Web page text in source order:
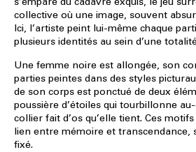
collective où une image, souvent
Ici, l’artiste peint lui-même chaque
plusieurs identités au sein d’une
Une femme noire est allongée, son
parties peintes dans des styles
de son corps est ponctué de deux
poussière d’étoiles qui tourbillonne
collier fait d’os qu’elle tient. Ces
lien entre mémoire et transcendance,
fixé.